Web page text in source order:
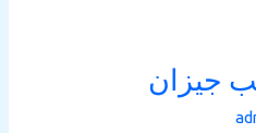
جيزان